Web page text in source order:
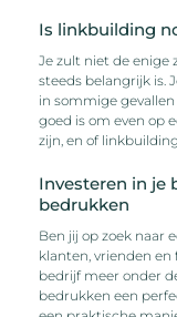
Is linkbuilding
Je zult niet de enige
steeds belangrijk is.
in sommige
goed is om even op
zijn, en of
Investeren in je
bedrukken
Ben jij op zoek naar
klanten, vrienden en
bedrijf meer onder
bedrukken een